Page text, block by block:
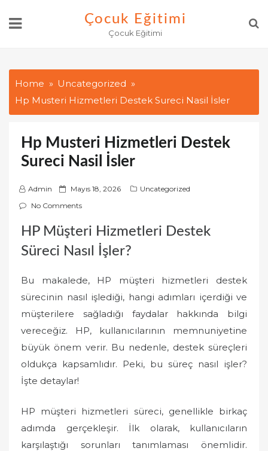
Çocuk Eğitimi
Çocuk Eğitimi
Home
Uncategorized
Hp Musteri Hizmetleri Destek Sureci Nasil İsler
Hp Musteri Hizmetleri Destek
Sureci Nasil İsler
Admin
P
o
t
e
Mayıs 18, 2026
Uncategorized
No Comments
HP Müşteri Hizmetleri Destek
Süreci Nasıl İşler?
Bu makalede, HP müşteri hizmetleri destek
sürecinin nasıl işlediği, hangi adımları içerdiği ve
müşterilere sağladığı faydalar hakkında bilgi
vereceğiz. HP, kullanıcılarının memnuniyetine
büyük önem verir. Bu nedenle, destek süreçleri
oldukça kapsamlıdır. Peki, bu süreç nasıl işler?
İşte detaylar!
HP müşteri hizmetleri süreci, genellikle birkaç
adımda gerçekleşir. İlk olarak, kullanıcıların
karşılaştığı sorunları tanımlaması önemlidir.